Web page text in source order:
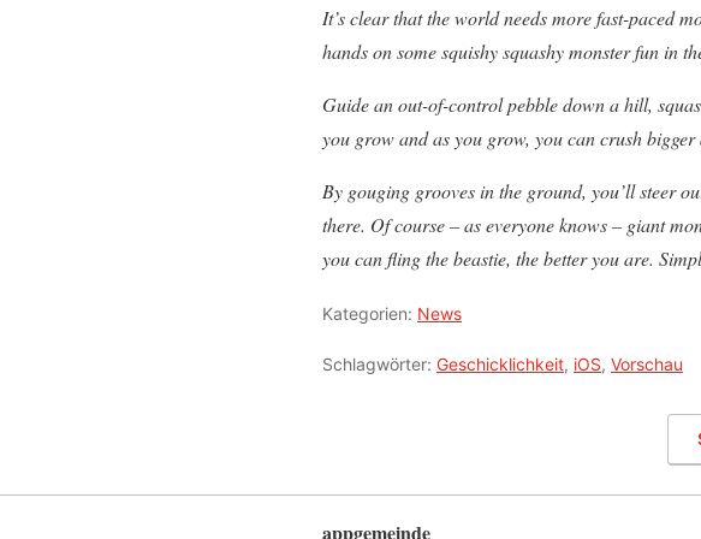
It’s clear that the world needs more fast-paced
hands on some squishy squashy monster fun in
Guide an out-of-control pebble down a hill,
you grow and as you grow, you can crush bigger
By gouging grooves in the ground, you’ll steer
there. Of course – as everyone knows – giant
you can fling the beastie, the better you are.
Kategorien: News
Schlagwörter: Geschicklichkeit, iOS, Vorschau
appgemeinde